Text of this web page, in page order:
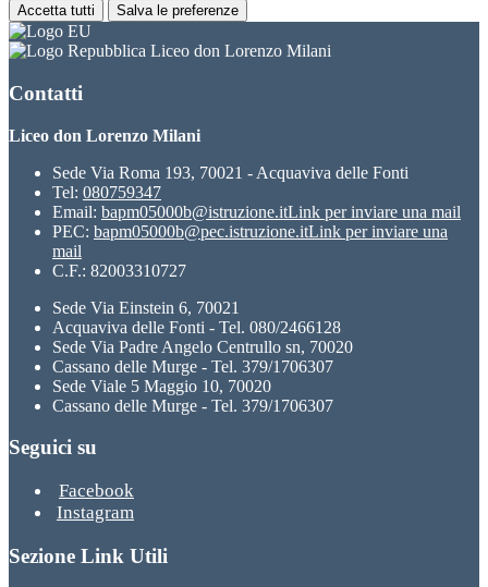
Accetta tutti Salva le preferenze
Liceo don Lorenzo Milani
Contatti
Liceo don Lorenzo Milani
Sede Via Roma 193, 70021 - Acquaviva delle Fonti
Tel: 080759347
Email: bapm05000b@istruzione.itLink per inviare una mail
PEC: bapm05000b@pec.istruzione.itLink per inviare una
mail
C.F.: 82003310727
Sede Via Einstein 6, 70021
Acquaviva delle Fonti - Tel. 080/2466128
Sede Via Padre Angelo Centrullo sn, 70020
Cassano delle Murge - Tel. 379/1706307
Sede Viale 5 Maggio 10, 70020
Cassano delle Murge - Tel. 379/1706307
Seguici su
Facebook
Instagram
Sezione Link Utili